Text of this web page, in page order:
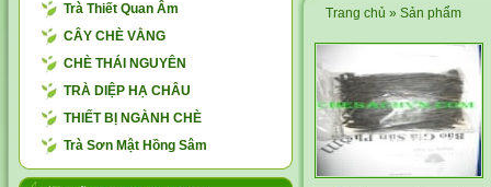
Trà Thiết Quan Âm
CÂY CHÈ VẰNG
CHÈ THÁI NGUYÊN
TRÀ DIỆP HẠ CHÂU
THIẾT BỊ NGÀNH CHÈ
Trà Sơn Mật Hồng Sâm
Trang chủ » Sản phẩm